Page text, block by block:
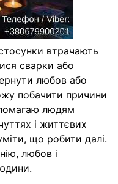
втрачають
сварки або
любов або
побачити причини
людям
і життєвих
що робити далі.
любов і